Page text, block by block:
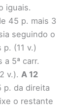
iguais.
45 p. mais 3
seguindo o
(11 v.)
a 5ª carr.
v.). A 12
p. da direita
o restante